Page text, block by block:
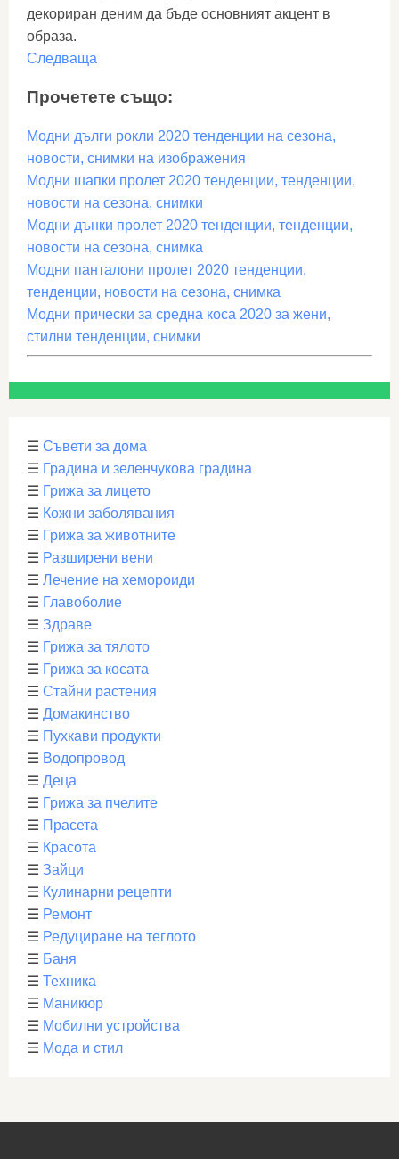
декориран деним да бъде основният акцент в
образа.
Следваща
Прочетете също:
Модни дълги рокли 2020 тенденции на сезона,
новости, снимки на изображения
Модни шапки пролет 2020 тенденции, тенденции,
новости на сезона, снимки
Модни дънки пролет 2020 тенденции, тенденции,
новости на сезона, снимка
Модни панталони пролет 2020 тенденции,
тенденции, новости на сезона, снимка
Модни прически за средна коса 2020 за жени,
стилни тенденции, снимки
☰ Съвети за дома
☰ Градина и зеленчукова градина
☰ Грижа за лицето
☰ Кожни заболявания
☰ Грижа за животните
☰ Разширени вени
☰ Лечение на хемороиди
☰ Главоболие
☰ Здраве
☰ Грижа за тялото
☰ Грижа за косата
☰ Стайни растения
☰ Домакинство
☰ Пухкави продукти
☰ Водопровод
☰ Деца
☰ Грижа за пчелите
☰ Прасета
☰ Красота
☰ Зайци
☰ Кулинарни рецепти
☰ Ремонт
☰ Редуциране на теглото
☰ Баня
☰ Техника
☰ Маникюр
☰ Мобилни устройства
☰ Мода и стил